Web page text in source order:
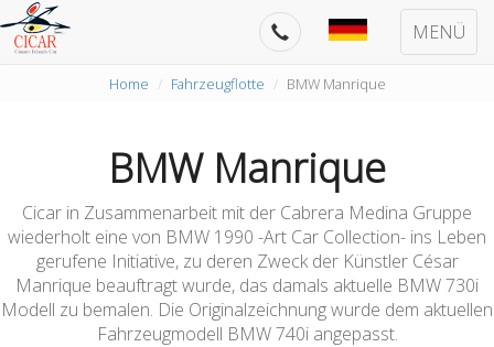
MENÜ
Home Fahrzeugflotte BMW Manrique
BMW Manrique
Cicar in Zusammenarbeit mit der Cabrera Medina Gruppe
wiederholt eine von BMW 1990 -Art Car Collection- ins Leben
gerufene Initiative, zu deren Zweck der Künstler César
Manrique beauftragt wurde, das damals aktuelle BMW 730i
Modell zu bemalen. Die Originalzeichnung wurde dem aktuellen
Fahrzeugmodell BMW 740i angepasst.